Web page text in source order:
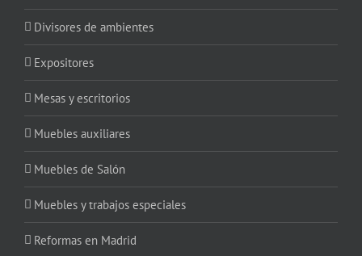
Divisores de ambientes
Expositores
Mesas y escritorios
Muebles auxiliares
Muebles de Salón
Muebles y trabajos especiales
Reformas en Madrid